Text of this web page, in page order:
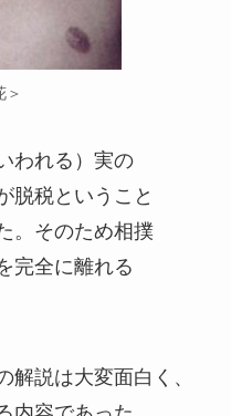
＞
われる）実の
脱税ということ
。そのため相撲
完全に離れる
解説は大変面白く、